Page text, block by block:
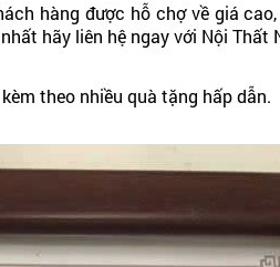
hàng được hỗ chợ về giá
hãy liên hệ ngay với Nội Thất
theo nhiều quà tặng hấp dẫn.